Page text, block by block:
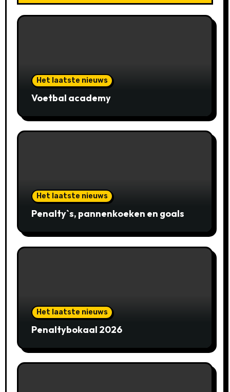
Het laatste nieuws
Voetbal academy
Het laatste nieuws
Penalty`s, pannenkoeken en goals
Het laatste nieuws
Penaltybokaal 2026